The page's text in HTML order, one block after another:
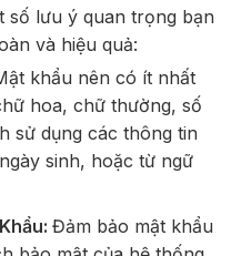
số lưu ý quan trọng bạn
và hiệu quả:
khẩu nên có ít nhất
hoa, chữ thường, số
sử dụng các thông tin
sinh, hoặc từ ngữ
Đảm bảo mật khẩu